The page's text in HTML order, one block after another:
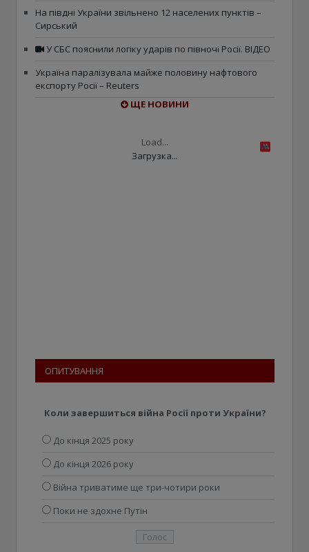
На півдні України звільнено 12 населених пунктів –
Сирський
У СБС пояснили логіку ударів по півночі Росії. ВІДЕО
Україна паралізувала майже половину нафтового
експорту Росії – Reuters
ЩЕ НОВИНИ
Load...
Загрузка...
ОПИТУВАННЯ
Коли завершиться війна Росії проти України?
До кінця 2025 року
До кінця 2026 року
Війна триватиме ще три-чотири роки
Поки не здохне Путін